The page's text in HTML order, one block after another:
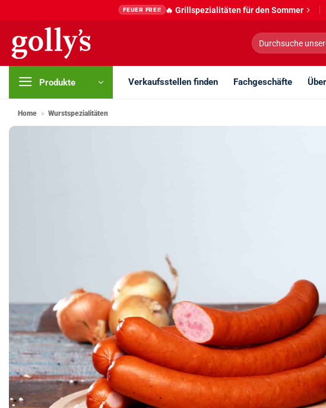
springen
FEUER FREI! 🔥 Grillspezialitäten für den Sommer
Suche
nach:
Produkte Verkaufsstellen finden Fachgeschäfte
Home » Wurstspezialitäten